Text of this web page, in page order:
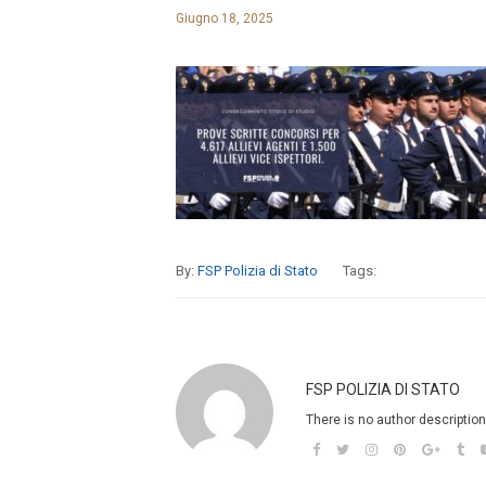
Giugno 18, 2025
By: FSP Polizia di Stato Tags:
FSP POLIZIA DI STATO
There is no author